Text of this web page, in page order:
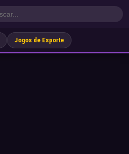
Jogos de Esporte